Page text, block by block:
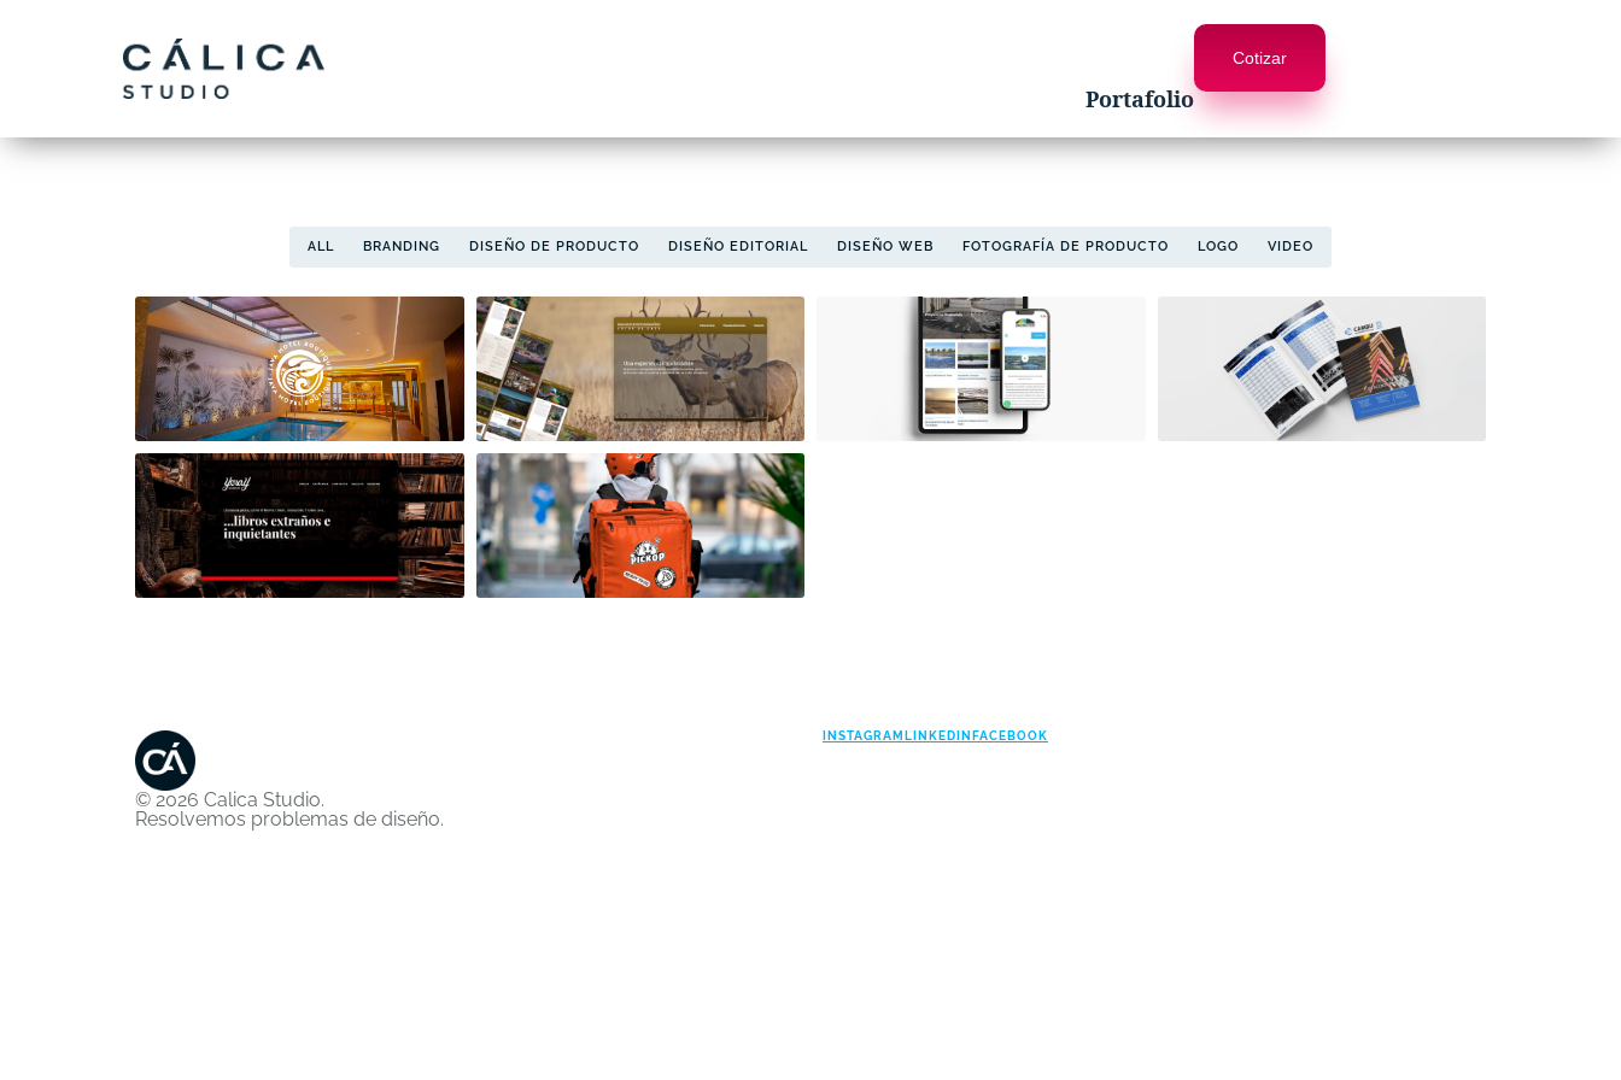
Portafolio
Cotizar
ALL BRANDING DISEÑO DE PRODUCTO DISEÑO EDITORIAL DISEÑO WEB FOTOGRAFÍA DE PRODUCTO LOGO VIDEO
© 2026 Calica Studio.
Resolvemos problemas de diseño.
INSTAGRAM LINKEDIN FACEBOOK